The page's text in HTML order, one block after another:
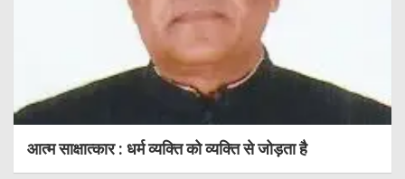
आत्म साक्षात्कार : धर्म व्यक्ति को व्यक्ति से जोड़ता है